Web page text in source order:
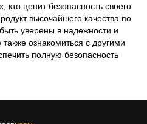
ценит безопасность своего
высочайшего качества по
уверены в надежности и
также ознакомиться с другими
полную безопасность